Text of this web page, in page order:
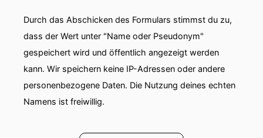
Durch das Abschicken des Formulars stimmst du zu,
dass der Wert unter "Name oder Pseudonym"
gespeichert wird und öffentlich angezeigt werden
kann. Wir speichern keine IP-Adressen oder andere
personenbezogene Daten. Die Nutzung deines echten
Namens ist freiwillig.